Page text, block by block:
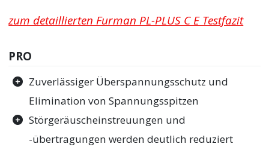
zum detaillierten Furman PL-PLUS C E Testfazit
PRO
Zuverlässiger Überspannungsschutz und
Elimination von Spannungsspitzen
Störgeräuscheinstreuungen und
-übertragungen werden deutlich reduziert